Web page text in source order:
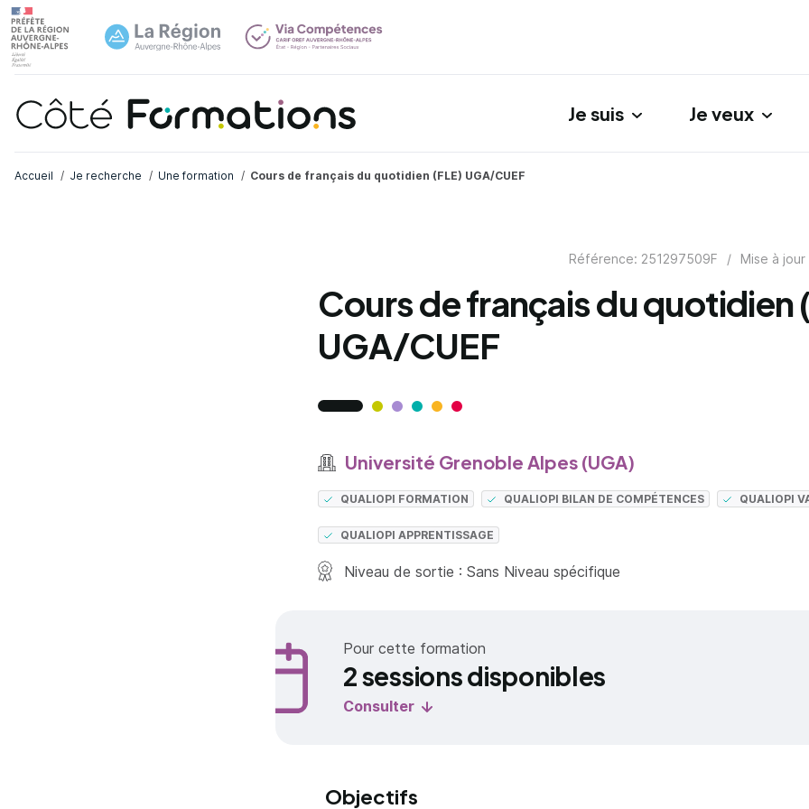
Je suis Je veux
Accueil Je recherche Une formation Cours de français du quotidien (FLE) UGA/CUEF
Référence: 251297509F / Mise à
Cours de français du quotidien
UGA/CUEF
Université Grenoble Alpes (UGA)
QUALIOPI FORMATION QUALIOPI BILAN DE COMPÉTENCES QUALIOPI
QUALIOPI APPRENTISSAGE
Niveau de sortie : Sans Niveau spécifique
Pour cette formation
2 sessions disponibles
Consulter
Objectifs